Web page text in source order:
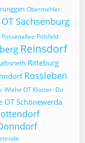
Obermehler
Sachsenburg
Possenallee Pölsfeld
Reinsdorf
Ritteburg
Rossleben
Wiehe OT Kloster- Do
OT Schönewerda